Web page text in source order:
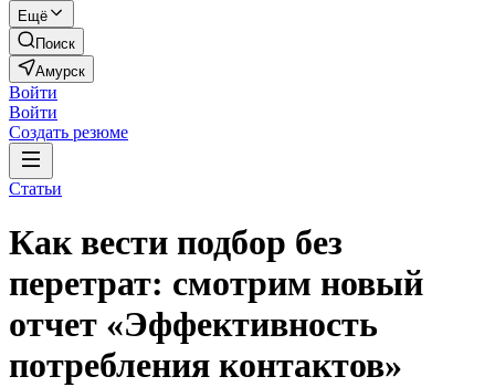
Ещё
Поиск
Амурск
Войти
Войти
Создать резюме
Статьи
Как вести подбор без
перетрат: смотрим новый
отчет «Эффективность
потребления контактов»